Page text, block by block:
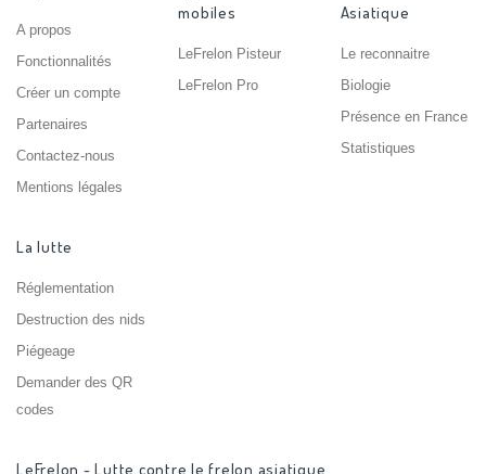
A propos
Fonctionnalités
Créer un compte
Partenaires
Contactez-nous
Mentions légales
mobiles
LeFrelon Pisteur
LeFrelon Pro
Asiatique
Le reconnaitre
Biologie
Présence en France
Statistiques
La lutte
Réglementation
Destruction des nids
Piégeage
Demander des QR
codes
LeFrelon - Lutte contre le frelon asiatique